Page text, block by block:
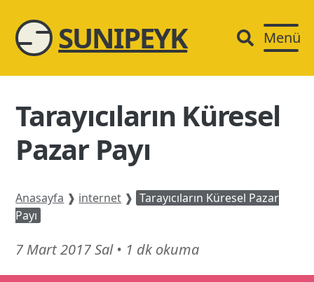
SUNIPEYK Menü
Tarayıcıların Küresel
Pazar Payı
Anasayfa ❱ internet ❱ Tarayıcıların Küresel Pazar
Payı
7 Mart 2017 Sal 21
Şubat
• 1 dk okuma